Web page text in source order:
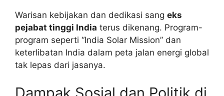
Warisan kebijakan dan dedikasi sang eks
pejabat tinggi India terus dikenang. Program-
program seperti “India Solar Mission” dan
keterlibatan India dalam peta jalan energi global
tak lepas dari jasanya.